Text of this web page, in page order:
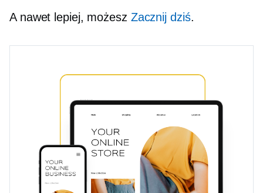
A nawet lepiej, możesz Zacznij dziś.